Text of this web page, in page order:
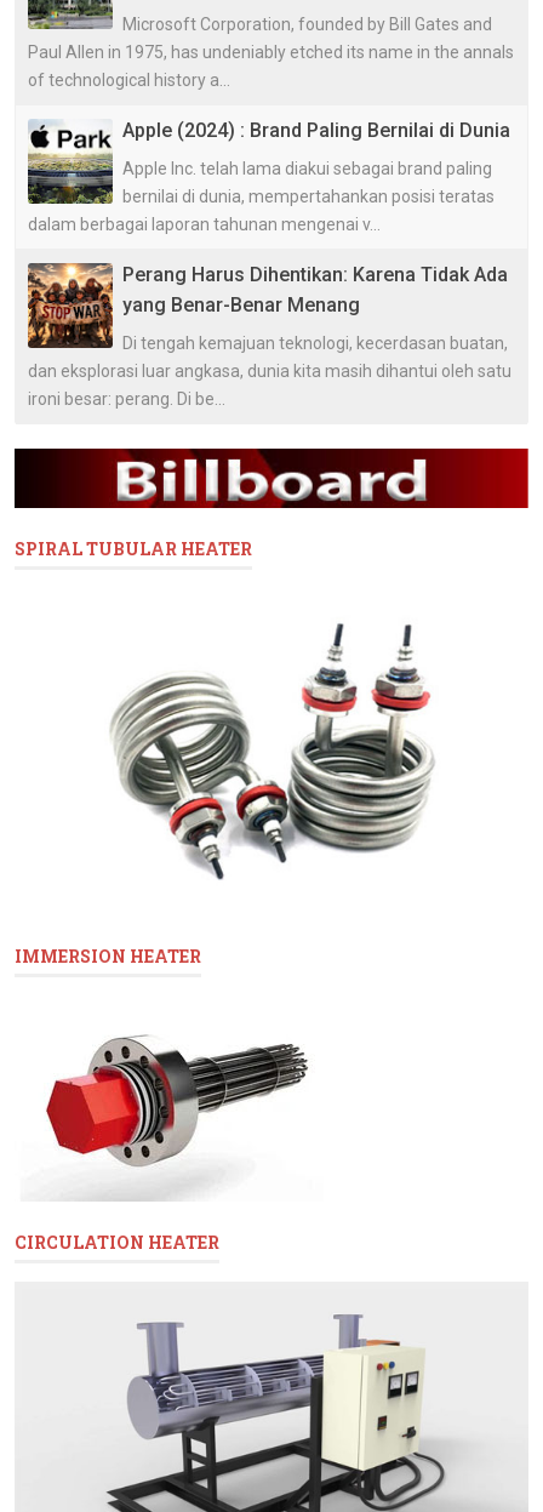
Microsoft Corporation, founded by Bill Gates and
Paul Allen in 1975, has undeniably etched its name in the annals
of technological history a...
Apple (2024) : Brand Paling Bernilai di Dunia
Apple Inc. telah lama diakui sebagai brand paling
bernilai di dunia, mempertahankan posisi teratas
dalam berbagai laporan tahunan mengenai v...
Perang Harus Dihentikan: Karena Tidak Ada
yang Benar-Benar Menang
Di tengah kemajuan teknologi, kecerdasan buatan,
dan eksplorasi luar angkasa, dunia kita masih dihantui oleh satu
ironi besar: perang. Di be...
SPIRAL TUBULAR HEATER
IMMERSION HEATER
CIRCULATION HEATER